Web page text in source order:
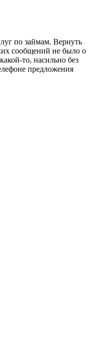
по займам. Вернуть
сообщений не было о
то, насильно без
предложения